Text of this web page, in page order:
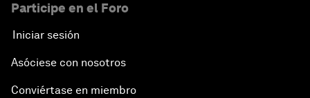
Participe en el Foro
Iniciar sesión
Asóciese con nosotros
Conviértase en miembro